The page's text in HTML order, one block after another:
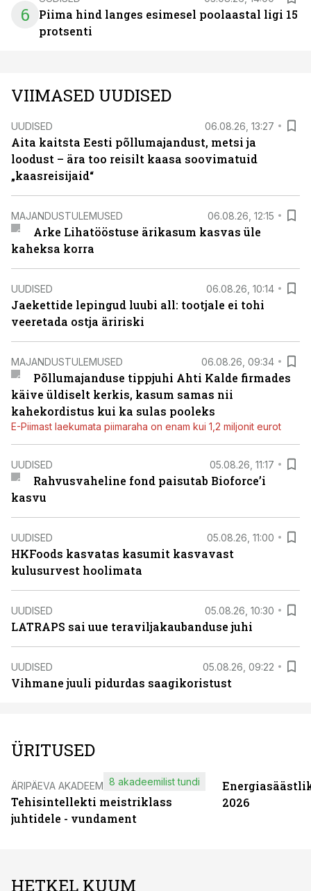
6
Piima hind langes esimesel poolaastal ligi 15
protsenti
VIIMASED UUDISED
UUDISED 06.08.26, 13:27
Aita kaitsta Eesti põllumajandust, metsi ja
loodust – ära too reisilt kaasa soovimatuid
„kaasreisijaid“
MAJANDUSTULEMUSED 06.08.26, 12:15
Arke Lihatööstuse ärikasum kasvas üle
kaheksa korra
UUDISED 06.08.26, 10:14
Jaekettide lepingud luubi all: tootjale ei tohi
veeretada ostja äririski
MAJANDUSTULEMUSED 06.08.26, 09:34
Põllumajanduse tippjuhi Ahti Kalde firmades
käive üldiselt kerkis, kasum samas nii
kahekordistus kui ka sulas pooleks
E-Piimast laekumata piimaraha on enam kui 1,2 miljonit eurot
UUDISED 05.08.26, 11:17
Rahvusvaheline fond paisutab Bioforce’i
kasvu
UUDISED 05.08.26, 11:00
HKFoods kasvatas kasumit kasvavast
kulusurvest hoolimata
UUDISED 05.08.26, 10:30
LATRAPS sai uue teraviljakaubanduse juhi
UUDISED 05.08.26, 09:22
Vihmane juuli pidurdas saagikoristust
ÜRITUSED
ÄRIPÄEVA AKADEEMIA
Tehisintellekti meistriklass
juhtidele - vundament
8 akadeemilist tundi
2026
HETKEL KUUM